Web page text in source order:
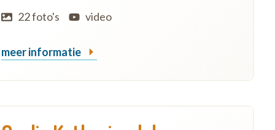
22 foto's
video
meer informatie